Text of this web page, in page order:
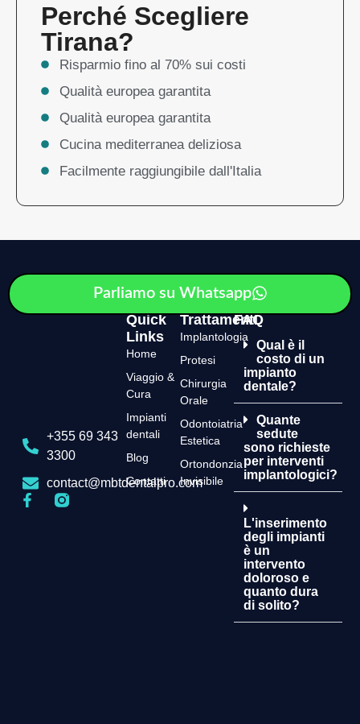
Perché Scegliere
Tirana?
Risparmio fino al 70% sui costi
Qualità europea garantita
Qualità europea garantita
Cucina mediterranea deliziosa
Facilmente raggiungibile dall'Italia
Parliamo su Whatsapp
+355 69 343
3300
contact@mbtdentalpro.com
Trattamenti
Implantologia
Protesi
Chirurgia
Orale
Odontoiatria
Estetica
Ortondonzia
Invisibile
Quick
Links
Home
Viaggio &
Cura
Impianti
dentali
Blog
Contatti
FAQ
Qual è il
costo di un
impianto
dentale?
Quante
sedute
sono richieste
per interventi
implantologici?
L'inserimento
degli impianti
è un
intervento
doloroso e
quanto dura
di solito?